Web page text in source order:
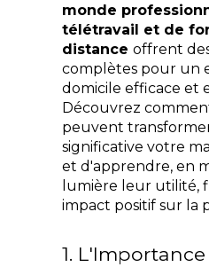
monde
télétravail et de
distance offrent
complètes pour un
domicile efficace et
Découvrez
peuvent
significative votre
et d'apprendre, en
lumière leur utilité,
impact positif sur la
1.